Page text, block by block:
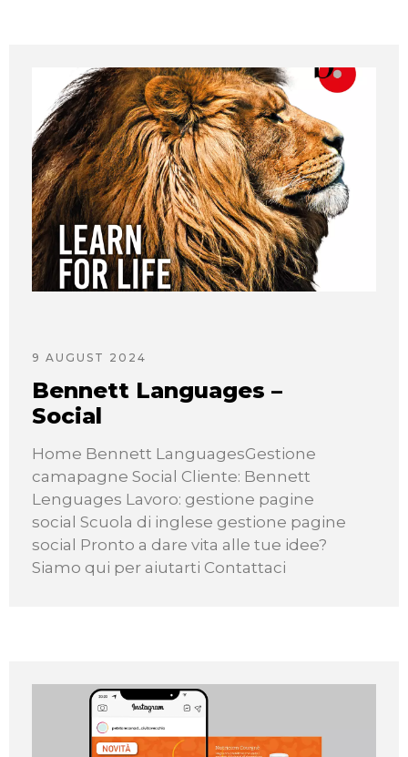
9 AUGUST 2024
Bennett Languages –
Social
Home Bennett LanguagesGestione
camapagne Social Cliente: Bennett
Lenguages Lavoro: gestione pagine
social Scuola di inglese gestione pagine
social Pronto a dare vita alle tue idee?
Siamo qui per aiutarti Contattaci